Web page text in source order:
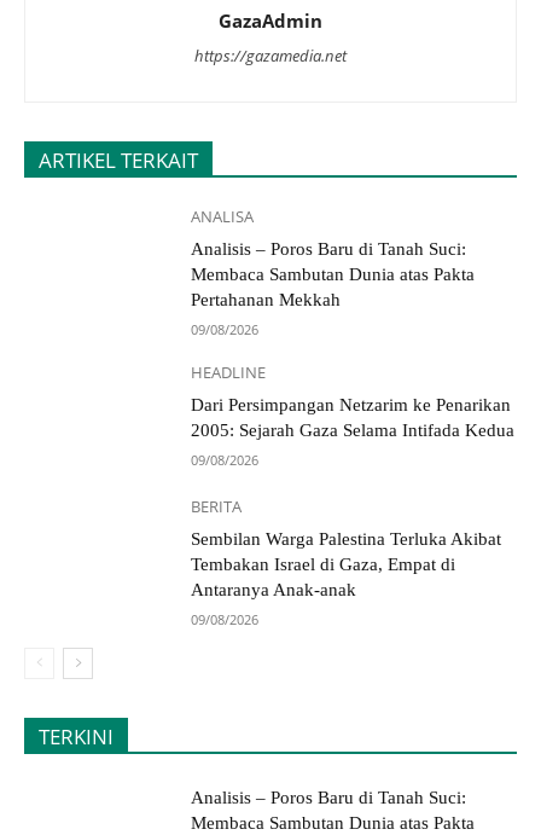
GazaAdmin
https://gazamedia.net
ARTIKEL TERKAIT
ANALISA
Analisis – Poros Baru di Tanah Suci:
Membaca Sambutan Dunia atas Pakta
Pertahanan Mekkah
09/08/2026
HEADLINE
Dari Persimpangan Netzarim ke Penarikan
2005: Sejarah Gaza Selama Intifada Kedua
09/08/2026
BERITA
Sembilan Warga Palestina Terluka Akibat
Tembakan Israel di Gaza, Empat di
Antaranya Anak-anak
09/08/2026
TERKINI
Analisis – Poros Baru di Tanah Suci:
Membaca Sambutan Dunia atas Pakta